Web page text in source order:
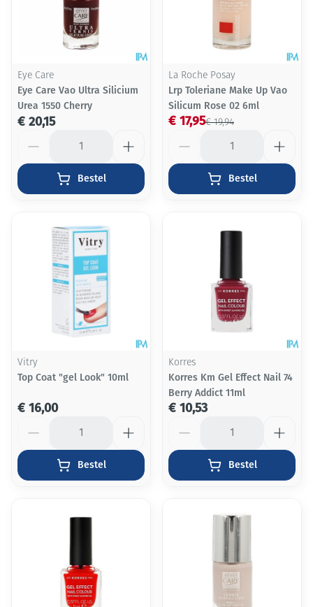
Eye Care
Eye Care Vao Ultra Silicium
Urea 1550 Cherry
€ 20,15
Bestel
La Roche Posay
Lrp Toleriane Make Up Vao
Silicum Rose 02 6ml
€ 19,94
€ 17,95
Bestel
Vitry
Top Coat "gel Look" 10ml
€ 16,00
Bestel
Korres
Korres Km Gel Effect Nail 74
Berry Addict 11ml
€ 10,53
Bestel